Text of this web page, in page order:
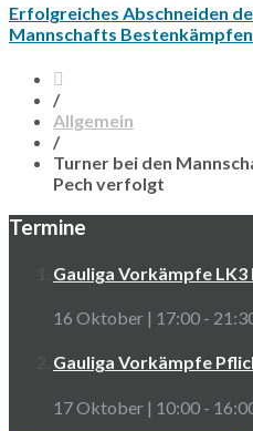
Erfolgreiches Abschneiden
Mannschafts Bestenkämpfen
/
Allgemein
/
Turner bei den
Pech verfolgt
Termine
Gauliga Vorkämpfe
16 Oktober | 17:00 -
Gauliga Vorkämpfe
17 Oktober | 10:00 -